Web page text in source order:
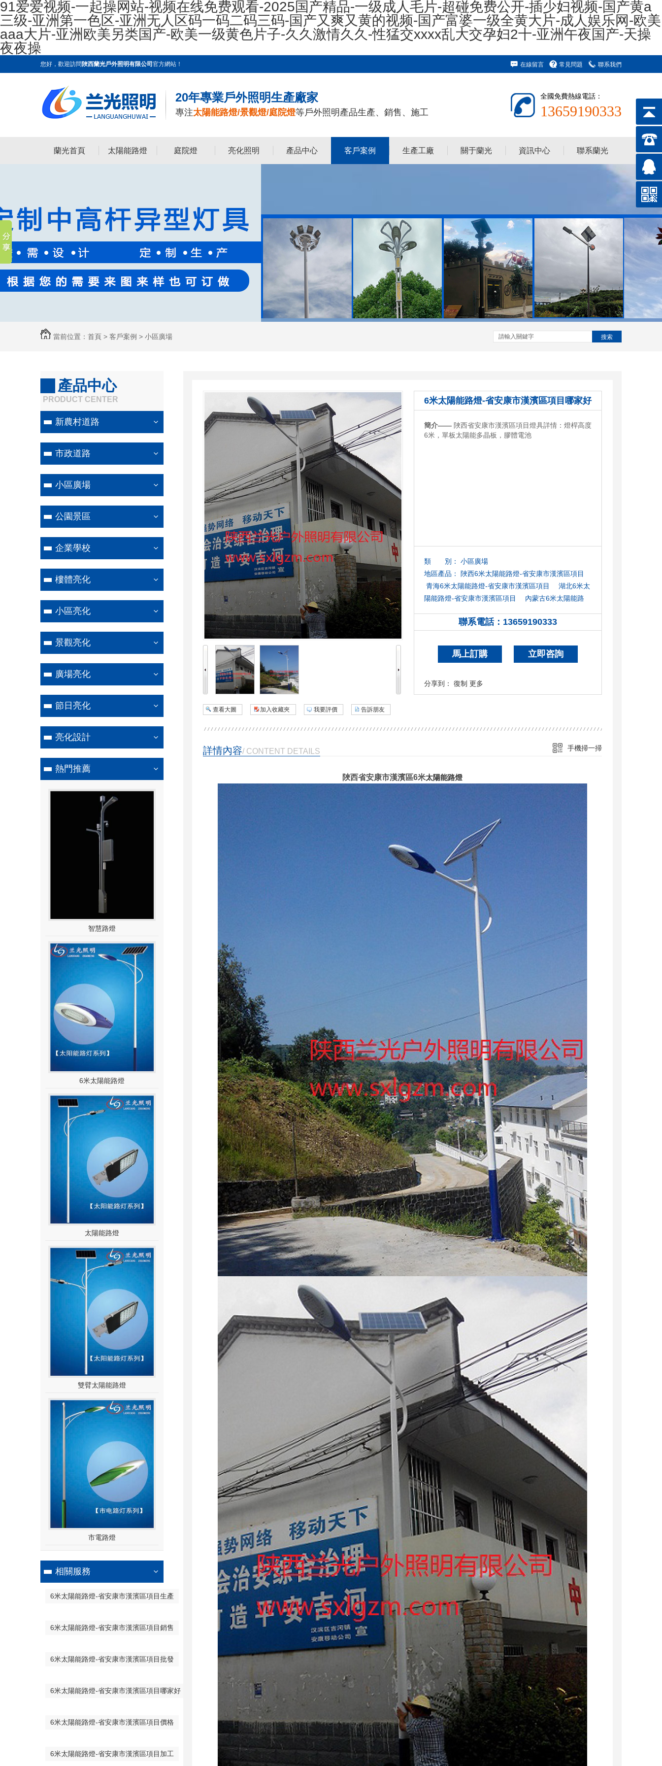
91爱爱视频-一起操网站-视频在线免费观看-2025国产精品-一级成人毛片-超碰免费公开-插少妇视频-国产黄a
三级-亚洲第一色区-亚洲无人区码一码二码三码-国产又爽又黄的视频-国产富婆一级全黄大片-成人娱乐网-欧美
aaa大片-亚洲欧美另类国产-欧美一级黄色片子-久久激情久久-性猛交xxxx乱大交孕妇2十-亚洲午夜国产-天操
夜夜操
您好，歡迎訪問 陜西蘭光戶外照明有限公司 官方網站！ 在線留言 常見問題 聯系我們
20年專業戶外照明生產廠家
專注太陽能路燈/景觀燈/庭院燈等戶外照明產品生產、銷售、施工
全國免費熱線電話：
13659190333
蘭光首頁 太陽能路燈 庭院燈 亮化照明 產品中心 客戶案例 生產工廠 關于蘭光 資訊中心 聯系蘭光
當前位置： 首頁 > 客戶案例 > 小區廣場 搜索
產品中心
PRODUCT CENTER
新農村道路
市政道路
小區廣場
公園景區
企業學校
樓體亮化
小區亮化
景觀亮化
廣場亮化
節日亮化
亮化設計
熱門推薦
智慧路燈
6米太陽能路燈
太陽能路燈
雙臂太陽能路燈
市電路燈
相關服務
6米太陽能路燈-省安康市漢濱區項目生產
6米太陽能路燈-省安康市漢濱區項目銷售
6米太陽能路燈-省安康市漢濱區項目批發
6米太陽能路燈-省安康市漢濱區項目哪家好
6米太陽能路燈-省安康市漢濱區項目價格
6米太陽能路燈-省安康市漢濱區項目加工
查看大圖 加入收藏夾 我要評價 告訴朋友
6米太陽能路燈-省安康市漢濱區項目哪家好
簡介—— 陜西省安康市漢濱區項目燈具詳情：燈桿高度
6米，單板太陽能多晶板，膠體電池
類 別：
小區廣場
地區產品：
陜西6米太陽能路燈-省安康市漢濱區項目
青海6米太陽能路燈-省安康市漢濱區項目
湖北6米太
陽能路燈-省安康市漢濱區項目
內蒙古6米太陽能路
市漢濱區項目
寧夏6米太陽能路燈-省安康市漢濱區項
聯系電話： 13659190333
13659190333
馬上訂購 立即咨詢
分享到： 復制 更多
詳情內容/ CONTENT DETAILS 手機掃一掃
陜西省安康市漢濱區6米太陽能路燈